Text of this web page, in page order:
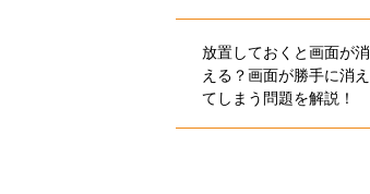
放置しておくと画面が消
える？画面が勝手に消え
てしまう問題を解説！